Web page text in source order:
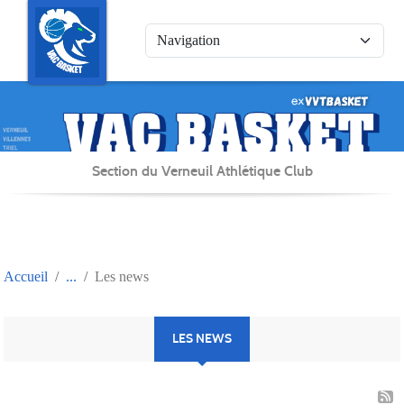
Section du Verneuil Athlétique Club
Accueil Les news
LES NEWS
Panneau de gestion des cookies